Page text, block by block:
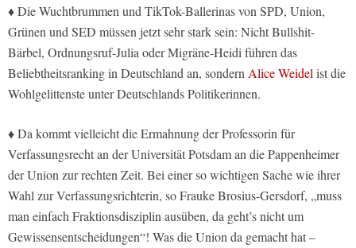
♦ Die Wuchtbrummen und TikTok-Ballerinas von SPD, Union,
Grünen und SED müssen jetzt sehr stark sein: Nicht Bullshit-
Bärbel, Ordnungsruf-Julia oder Migräne-Heidi führen das
Beliebtheitsranking in Deutschland an, sondernAlice Weidelist die
Wohlgelittenste unter Deutschlands Politikerinnen.
♦ Da kommt vielleicht die Ermahnung der Professorin für
Verfassungsrecht an der Universität Potsdam an die Pappenheimer
der Union zur rechten Zeit. Bei einer so wichtigen Sache wie ihrer
Wahl zur Verfassungsrichterin, so Frauke Brosius-Gersdorf, „muss
man einfach Fraktionsdisziplin ausüben, da geht’s nicht um
Gewissensentscheidungen“! Was die Union da gemacht hat –